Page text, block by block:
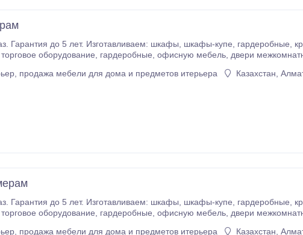
Изготавливаем: шкафы, шкафы-купе, гардеробные, кровати,
продажа мебели для дома и предметов итерьера Казахстан,
Изготавливаем: шкафы, шкафы-купе, гардеробные, кровати,
продажа мебели для дома и предметов итерьера Казахстан,